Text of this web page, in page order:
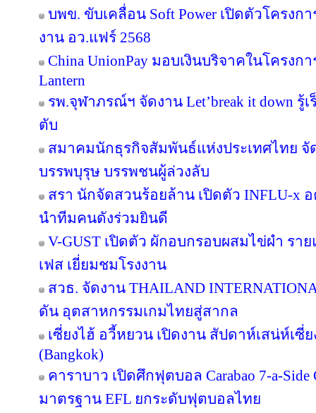
บพข. ขับเคลื่อน Soft Power เปิดตัวโครง
งาน อว.แฟร์ 2568
China UnionPay มอบเงินบริจาคในโครงกา
Lantern
รพ.จุฬาภรณ์ฯ จัดงาน Let’break it down รู้
ตับ
สมาคมนักธุรกิจสัมพันธ์แห่งประเทศไทย
บรรพบุรุษ บรรพชนผู้ล่วงลับ
สรา นักจัดสวนร้อยล้าน เปิดตัว INFLU-x
นำทีมคนดังร่วมยินดี
V-GUST เปิดตัว ผักอบกรอบผสมไข่ผำ รา
เฟส เยี่ยมชมโรงงาน
สวธ. จัดงาน THAILAND
ดัน อุตสาหกรรมเกมไทยสู่สากล
เซี่ยงไฮ้ อวี้หยวน เปิดงาน สัปดาห์เสน่ห์เซี่ย
(Bangkok)
คาราบาว เปิดศึกฟุตบอล Carabao 7-a-
มาตรฐาน EFL ยกระดับฟุตบอลไทย